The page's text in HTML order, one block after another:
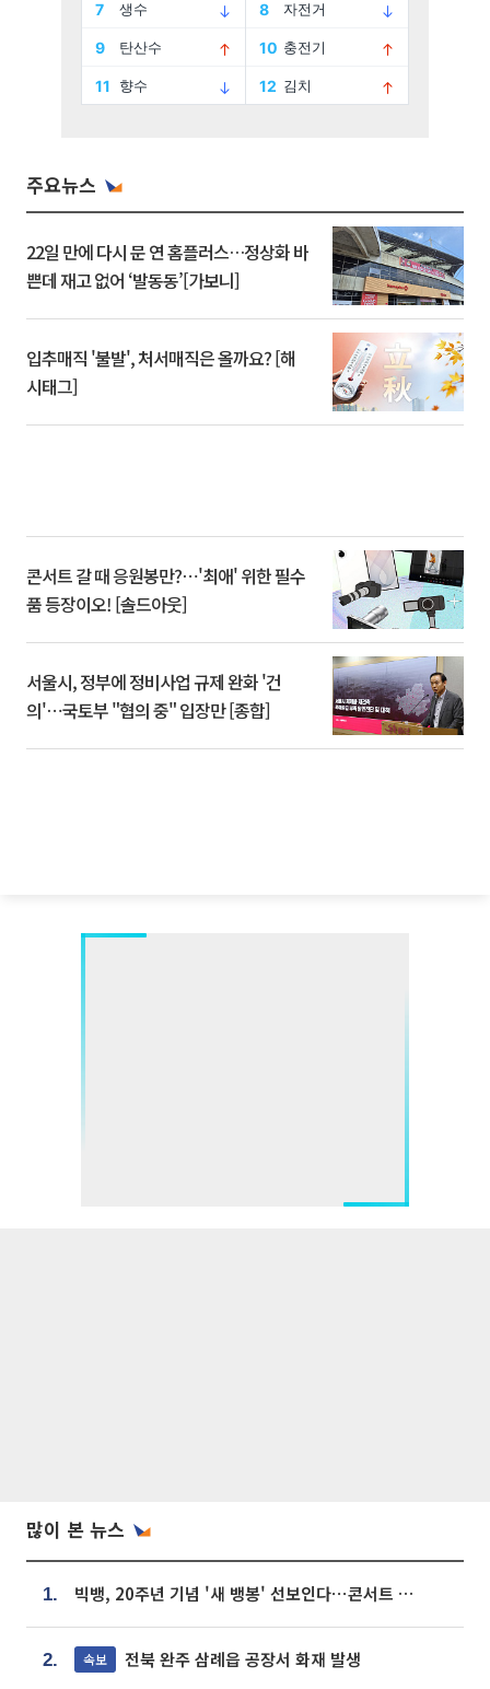
주요뉴스
22일 만에 다시 문 연 홈플러스…정상화 바
쁜데 재고 없어 ‘발동동’[가보니]
입추매직 '불발', 처서매직은 올까요? [해
시태그]
콘서트 갈 때 응원봉만?⋯'최애' 위한 필수
품 등장이오! [솔드아웃]
서울시, 정부에 정비사업 규제 완화 '건
의'⋯국토부 "협의 중" 입장만 [종합]
많이 본 뉴스
1. 빅뱅, 20주년 기념 '새 뱅봉' 선보인다⋯콘서트 앞두고 팝업 개최
2. 속보 전북 완주 삼례읍 공장서 화재 발생